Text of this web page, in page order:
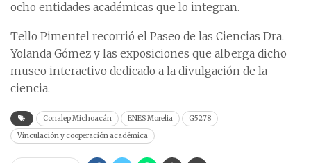
ocho entidades académicas que lo integran.
Tello Pimentel recorrió el Paseo de las Ciencias Dra.
Yolanda Gómez y las exposiciones que alberga dicho
museo interactivo dedicado a la divulgación de la
ciencia.
Conalep Michoacán ENES Morelia
G5278
Vinculación y cooperación académica